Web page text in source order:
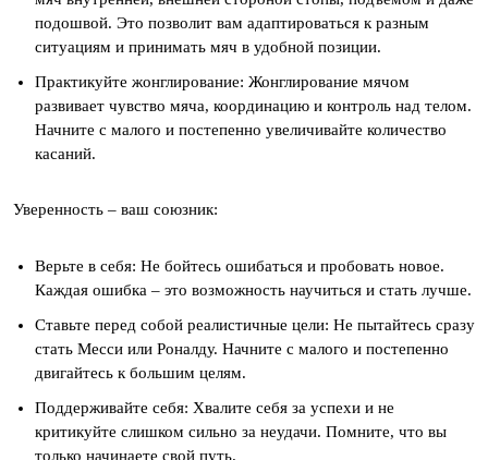
подошвой. Это позволит вам адаптироваться к разным
ситуациям и принимать мяч в удобной позиции.
Практикуйте жонглирование: Жонглирование мячом
развивает чувство мяча, координацию и контроль над телом.
Начните с малого и постепенно увеличивайте количество
касаний.
Уверенность – ваш союзник:
Верьте в себя: Не бойтесь ошибаться и пробовать новое.
Каждая ошибка – это возможность научиться и стать лучше.
Ставьте перед собой реалистичные цели: Не пытайтесь сразу
стать Месси или Роналду. Начните с малого и постепенно
двигайтесь к большим целям.
Поддерживайте себя: Хвалите себя за успехи и не
критикуйте слишком сильно за неудачи. Помните, что вы
только начинаете свой путь.